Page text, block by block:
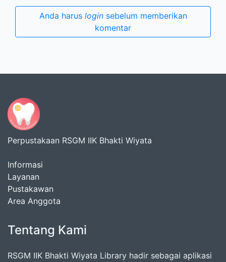
Anda harus loginsebelum memberikan
komentar
Perpustakaan RSGM IIK Bhakti Wiyata
Informasi
Layanan
Pustakawan
Area Anggota
Tentang Kami
RSGM IIK Bhakti Wiyata Library hadir sebagai aplikasi